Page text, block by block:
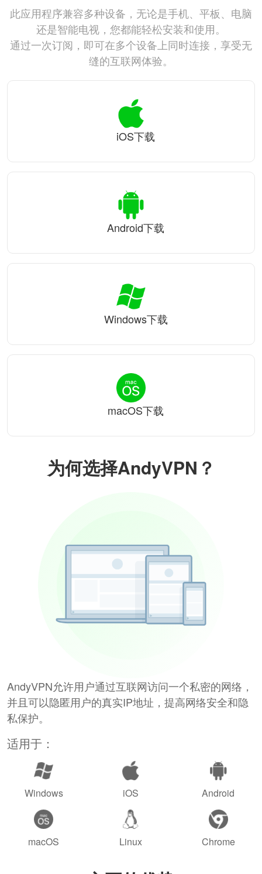
为何选择AndyVPN？
AndyVPN允许用户通过互联网访问一个私密的网络，
并且可以隐匿用户的真实IP地址，提高网络安全和隐
私保护。
适用于：
Windows iOS Android
macOS Linux Chrome
此应用程序兼容多种设备，无论是手机、平板、电脑
还是智能电视，您都能轻松安装和使用。
通过一次订阅，即可在多个设备上同时连接，享受无
缝的互联网体验。
iOS下载
Android下载
Windows下载
macOS下载